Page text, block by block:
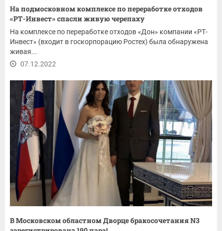
На подмосковном комплексе по переработке отходов
«РТ-Инвест» спасли живую черепаху
На комплексе по переработке отходов «Дон» компании «РТ-
Инвест» (входит в госкорпорацию Ростех) была обнаружена
живая...
07.12.2022
В Московском областном Дворце бракосочетания N3